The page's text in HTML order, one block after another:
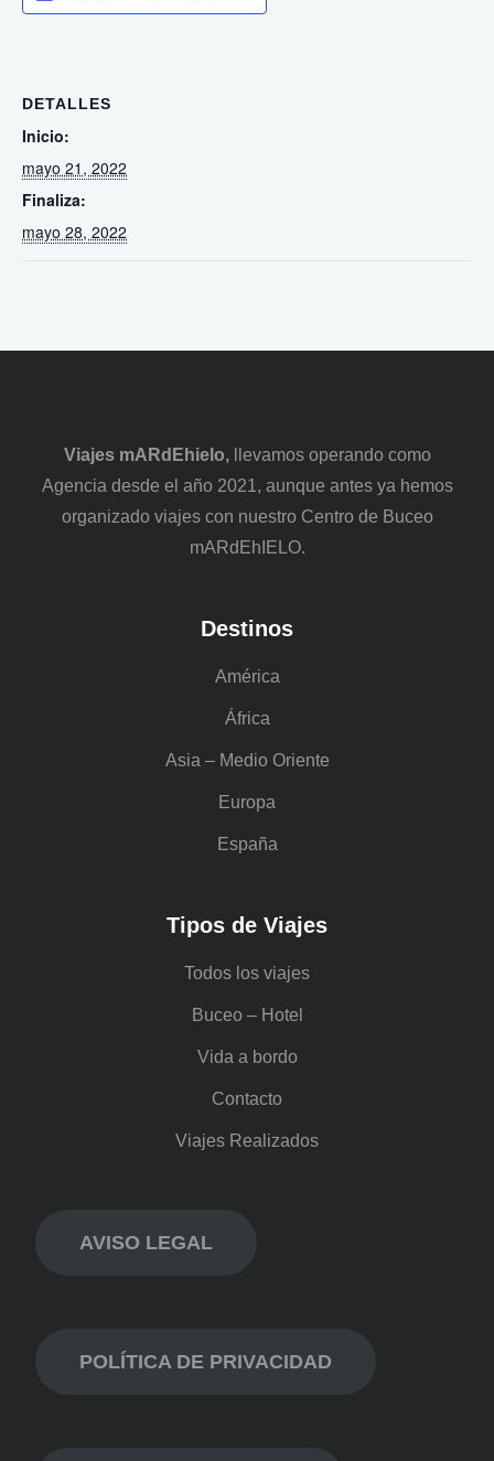
DETALLES
Inicio:
mayo 21, 2022
Finaliza:
mayo 28, 2022
Viajes mARdEhielo,
llevamos operando como
Agencia desde el año 2021, aunque antes ya hemos
organizado viajes con nuestro Centro de Buceo
mARdEhIELO.
Destinos
América
África
Asia – Medio Oriente
Europa
España
Tipos de Viajes
Todos los viajes
Buceo – Hotel
Vida a bordo
Contacto
Viajes Realizados
AVISO LEGAL
POLÍTICA DE PRIVACIDAD